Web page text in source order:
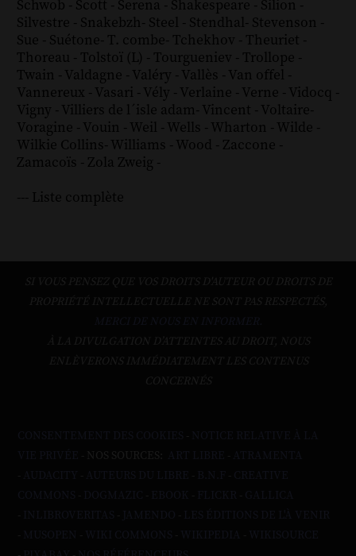
Schwob - Scott - Serena - Shakespeare - Silion -
Silvestre - Snakebzh- Steel - Stendhal- Stevenson -
Sue - Suétone- T. combe- Tchekhov - Theuriet -
Thoreau - Tolstoï (L) - Tourgueniev - Trollope -
Twain - Valdagne - Valéry - Vallès - Van offel -
Vannereux - Vasari - Vély - Verlaine - Verne - Vidocq -
Vigny - Villiers de l´isle adam- Vincent - Voltaire-
Voragine - Vouin - Weil - Wells - Wharton - Wilde -
Wilkie Collins- Williams - Wood - Zaccone -
Zamacoïs - Zola Zweig -
--- Liste complète